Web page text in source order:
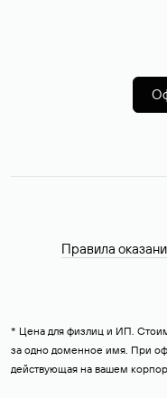
Правила
* Цена для физлиц и ИП.
за одно доменное имя. При
действующая на вашем